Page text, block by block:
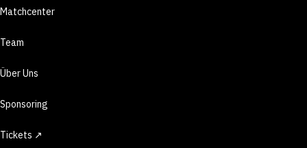
Matchcenter
Team
Über Uns
Sponsoring
Tickets ↗